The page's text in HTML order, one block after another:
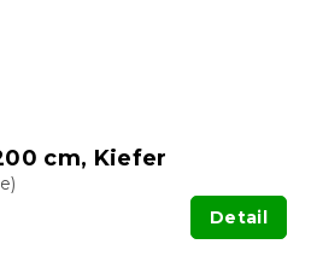
cm, Kiefer
Detail